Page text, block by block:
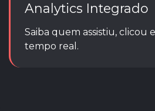
Analytics Integrado
Saiba quem assistiu,
tempo real.